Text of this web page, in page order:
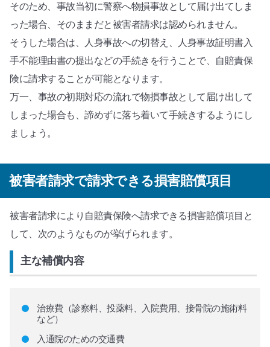
そのため、事故当初に警察へ物損事故として届け出てしま
った場合、そのままだと被害者請求は認められません。
そうした場合は、人身事故への切替え、人身事故証明書入
手不能理由書の提出などの手続きを行うことで、自賠責保
険に請求することが可能となります。
万一、事故の初期対応の流れで物損事故として届け出して
しまった場合も、諦めずに落ち着いて手続きするようにし
ましょう。
被害者請求で請求できる損害賠償項目
被害者請求により自賠責保険へ請求できる損害賠償項目と
して、次のようなものが挙げられます。
主な補償内容
治療費（診察料、投薬料、入院費用、接骨院の施術料
など）
入通院のための交通費